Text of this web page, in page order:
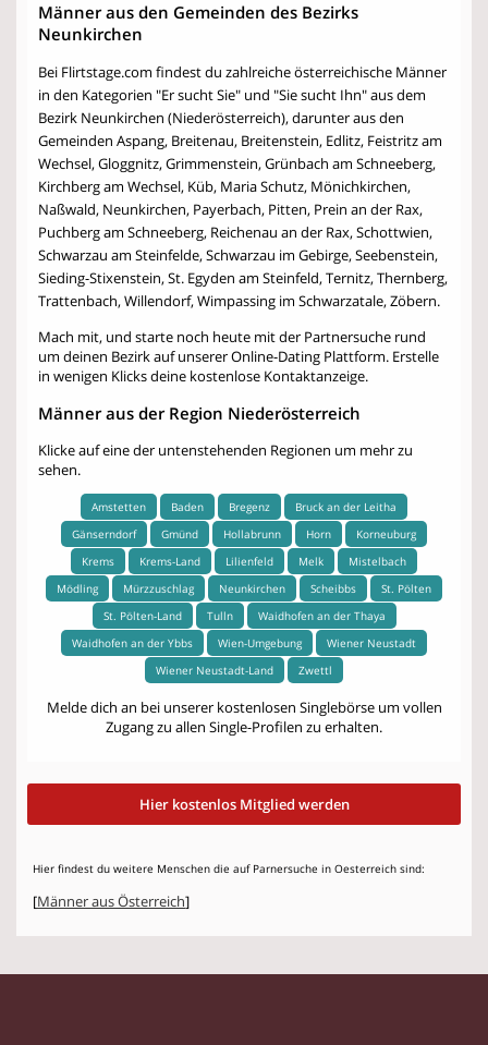
Männer aus den Gemeinden des Bezirks
Neunkirchen
Bei Flirtstage.com findest du zahlreiche österreichische Männer
in den Kategorien "Er sucht Sie" und "Sie sucht Ihn" aus dem
Bezirk Neunkirchen (Niederösterreich), darunter aus den
Gemeinden Aspang, Breitenau, Breitenstein, Edlitz, Feistritz am
Wechsel, Gloggnitz, Grimmenstein, Grünbach am Schneeberg,
Kirchberg am Wechsel, Küb, Maria Schutz, Mönichkirchen,
Naßwald, Neunkirchen, Payerbach, Pitten, Prein an der Rax,
Puchberg am Schneeberg, Reichenau an der Rax, Schottwien,
Schwarzau am Steinfelde, Schwarzau im Gebirge, Seebenstein,
Sieding-Stixenstein, St. Egyden am Steinfeld, Ternitz, Thernberg,
Trattenbach, Willendorf, Wimpassing im Schwarzatale, Zöbern.
Mach mit, und starte noch heute mit der Partnersuche rund
um deinen Bezirk auf unserer Online-Dating Plattform. Erstelle
in wenigen Klicks deine kostenlose Kontaktanzeige.
Männer aus der Region Niederösterreich
Klicke auf eine der untenstehenden Regionen um mehr zu
sehen.
Amstetten Baden Bregenz
Bruck an der Leitha
Gänserndorf
Gmünd Hollabrunn Horn
Korneuburg
Krems
Krems-Land Lilienfeld Melk
Mistelbach
Mödling
Mürzzuschlag Neunkirchen Scheibbs
St. Pölten
St. Pölten-Land
Tulln
Waidhofen an der Thaya
Waidhofen an der Ybbs
Wien-Umgebung
Wiener Neustadt
Wiener Neustadt-Land
Zwettl
Melde dich an bei unserer kostenlosen Singlebörse um vollen
Zugang zu allen Single-Profilen zu erhalten.
Hier kostenlos Mitglied werden
Hier findest du weitere Menschen die auf Parnersuche in Oesterreich sind:
[Männer aus Österreich]